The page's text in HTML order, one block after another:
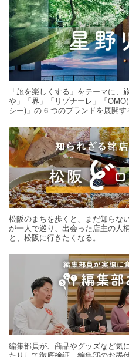
「旅を楽しくする」をテーマに
や」「界」「リゾナーレ」「
シー)」の 6 つのブランドを展開
松阪のまちを歩くと、まだ知らな
が一人で巡り、出会った店主の人
と、松阪に行きたくなる。
編集部員が、商品やグッズなど気